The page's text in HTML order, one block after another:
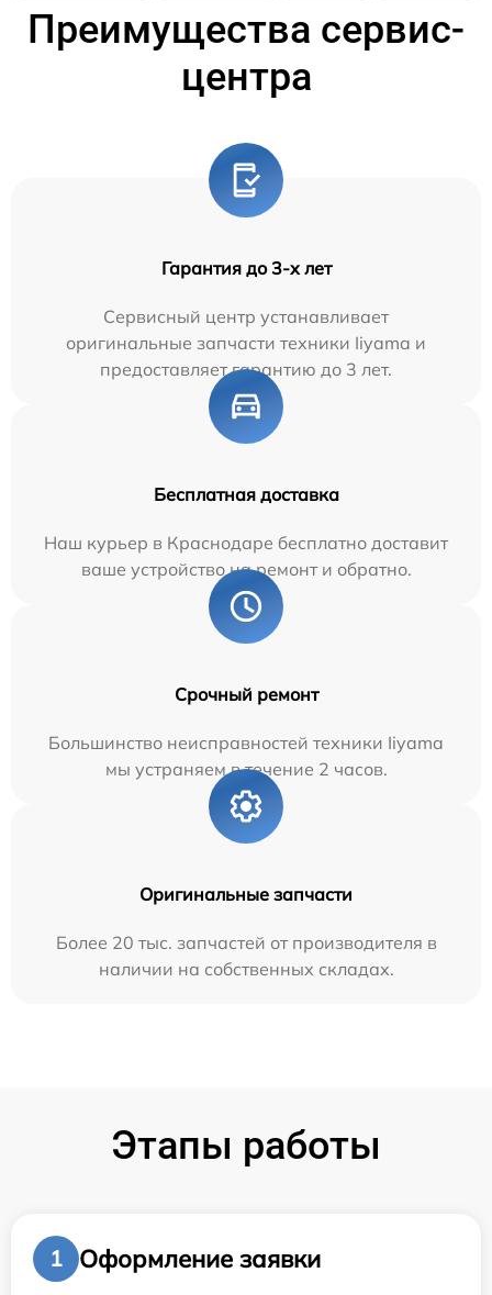
Преимущества сервис-
центра
Гарантия до 3-х лет
Сервисный центр устанавливает
оригинальные запчасти техники Iiyama и
предоставляет гарантию до 3 лет.
Бесплатная доставка
Наш курьер в Краснодаре бесплатно доставит
ваше устройство на ремонт и обратно.
Срочный ремонт
Большинство неисправностей техники Iiyama
мы устраняем в течение 2 часов.
Оригинальные запчасти
Более 20 тыс. запчастей от производителя в
наличии на собственных складах.
Этапы работы
1 Оформление заявки